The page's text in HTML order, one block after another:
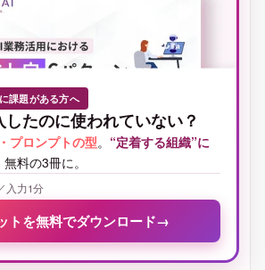
課題がある方へ
たのに使われていない？
プロンプトの型。 “定着する組織”に
料の3冊に。
入力1分
トを無料でダウンロード→